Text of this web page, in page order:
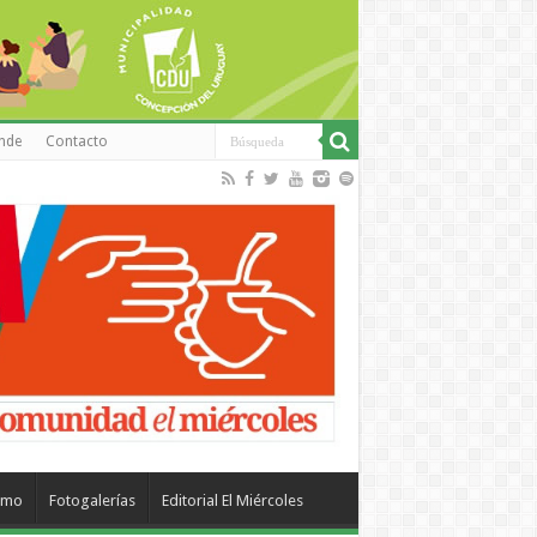
Contacto
Fotogalerías Editorial El Miércoles